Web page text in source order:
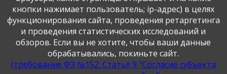
Официальный сайт
Министерства науки и высшего
образования Российской
Федерации
Управление
кнопки нажимает пользователь; ip-адрес) в целях
функционирования сайта, проведения ретаргетинга
и проведения статистических исследований и
обзоров. Если вы не хотите, чтобы ваши данные
обрабатывались, покиньте сайт.
(требование ФЗ №152. Статья 9 "Согласие субъекта